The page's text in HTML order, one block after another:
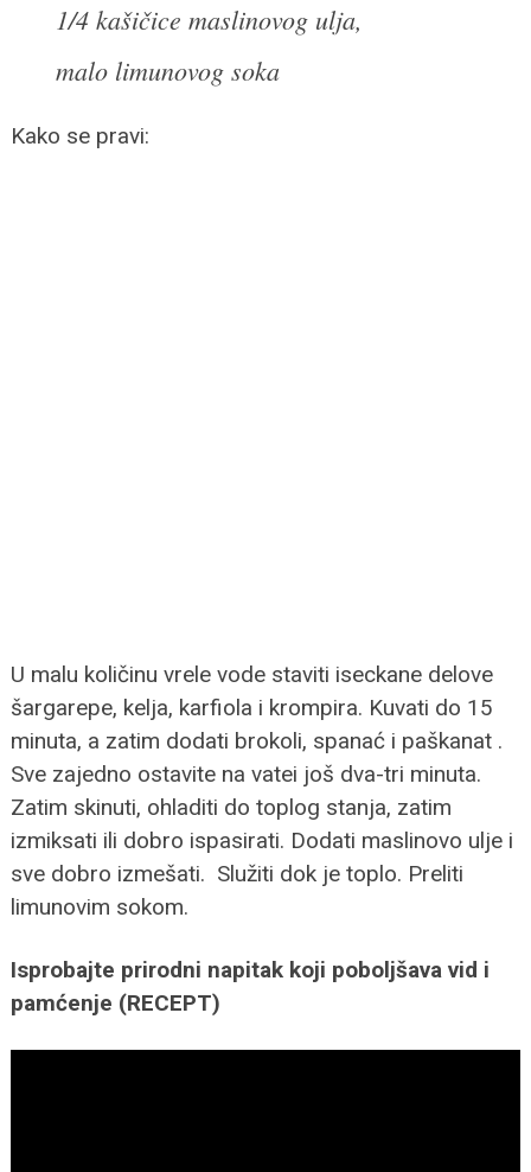
1/4 kašičice maslinovog ulja,
malo limunovog soka
Kako se pravi:
U malu količinu vrele vode staviti iseckane delove
šargarepe, kelja, karfiola i krompira. Kuvati do 15
minuta, a zatim dodati brokoli, spanać i paškanat .
Sve zajedno ostavite na vatei još dva-tri minuta.
Zatim skinuti, ohladiti do toplog stanja, zatim
izmiksati ili dobro ispasirati. Dodati maslinovo ulje i
sve dobro izmešati. Služiti dok je toplo. Preliti
limunovim sokom.
Isprobajte prirodni napitak koji poboljšava vid i
pamćenje (RECEPT)